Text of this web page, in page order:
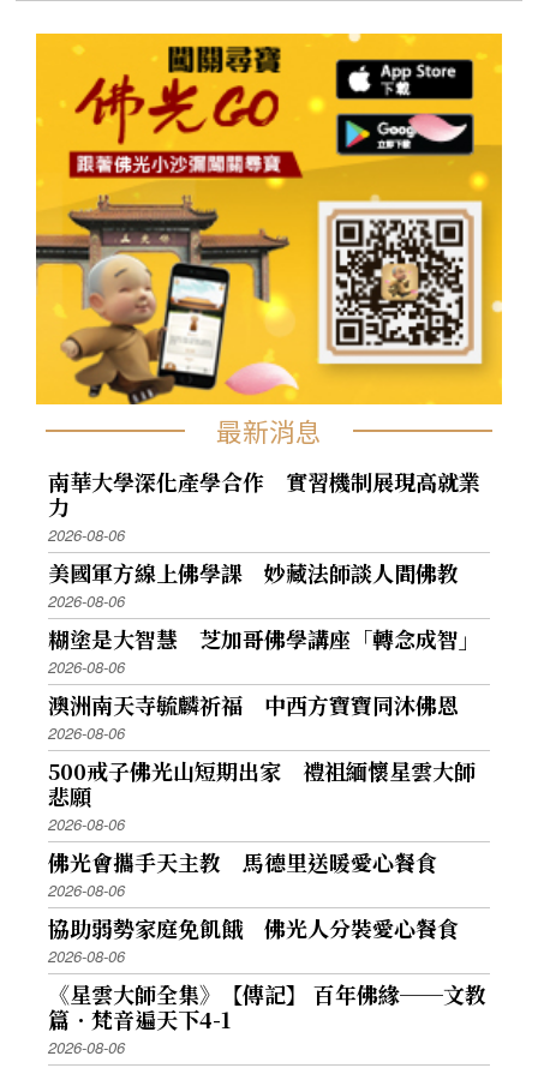
最新消息
南華大學深化產學合作 實習機制展現高就業
力
2026-08-06
美國軍方線上佛學課 妙藏法師談人間佛教
2026-08-06
糊塗是大智慧 芝加哥佛學講座「轉念成智」
2026-08-06
澳洲南天寺毓麟祈福 中西方寶寶同沐佛恩
2026-08-06
500戒子佛光山短期出家 禮祖緬懷星雲大師
悲願
2026-08-06
佛光會攜手天主教 馬德里送暖愛心餐食
2026-08-06
協助弱勢家庭免飢餓 佛光人分裝愛心餐食
2026-08-06
《星雲大師全集》【傳記】 百年佛緣──文教
篇．梵音遍天下4-1
2026-08-06